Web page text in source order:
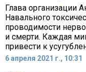
Глава организации
Навального
проводимости
и смерти. Каждая
привести к
6 апреля 2021 г., 10:31